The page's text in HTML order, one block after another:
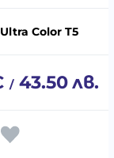
Color T5
/ 43.50лв.